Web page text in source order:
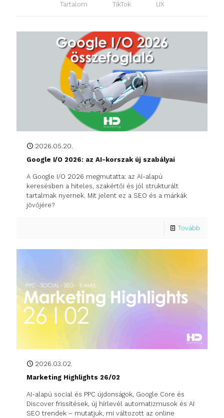
Tartalom TikTok UX
2026.05.20.
Google I/O 2026: az AI-korszak új szabályai
A Google I/O 2026 megmutatta: az AI-alapú
keresésben a hiteles, szakértői és jól strukturált
tartalmak nyernek. Mit jelent ez a SEO és a márkák
jövőjére?
Tovább
2026.03.02.
Marketing Highlights 26/02
AI-alapú social és PPC újdonságok, Google Core és
Discover frissítések, új hírlevél automatizmusok és AI
SEO trendek – mutatjuk, mi változott az online